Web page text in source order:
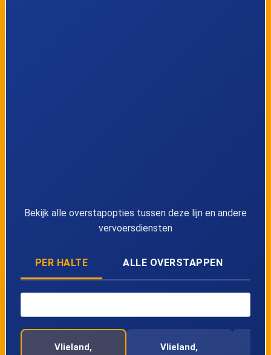
Bekijk alle overstapopties tussen deze lijn en andere
vervoersdiensten
PER HALTE ALLE OVERSTAPPEN
Vlieland,
Vlieland,